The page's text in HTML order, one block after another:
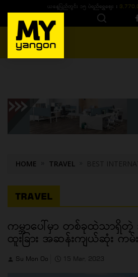
ယနေ့ပြည်တွင်း ၁၅ ပဲရည်ရွှေဈေး :
MENU
HOME TRAVEL BEST
TRAVEL
ကမ္ဘာပေါ်မှာ တစ်ခုထဲသာရှိတဲ့
ထူးခြား အဆန်းကျယ်ဆုံး ကမ်
Su Mon Oo 15 Mar, 2023